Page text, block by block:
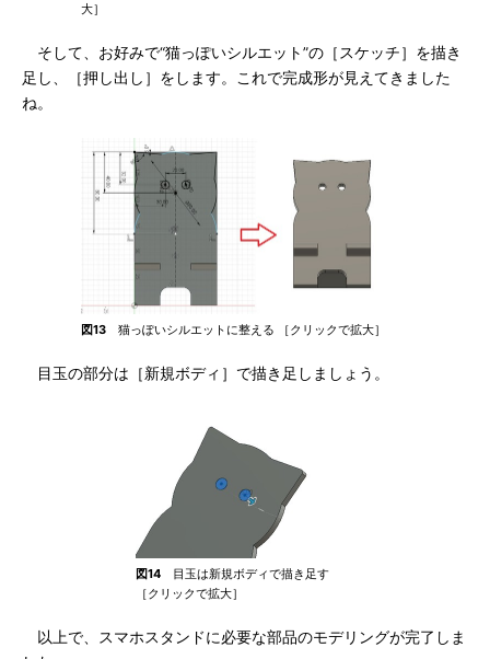
大］
そして、お好みで“猫っぽいシルエット”の［スケッチ］を描き
足し、［押し出し］をします。これで完成形が見えてきました
ね。
図13 猫っぽいシルエットに整える ［クリックで拡大］
目玉の部分は［新規ボディ］で描き足しましょう。
図14 目玉は新規ボディで描き足す
［クリックで拡大］
以上で、スマホスタンドに必要な部品のモデリングが完了しま